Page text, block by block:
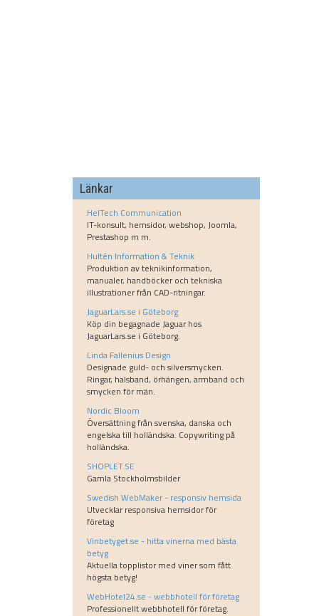
Länkar
HelTech Communication
IT-konsult, hemsidor, webshop, Joomla,
Prestashop m m.
Hultén Information & Teknik
Produktion av teknikinformation,
manualer, handböcker och tekniska
illustrationer från CAD-ritningar.
JaguarLars.se i Göteborg
Köp din begagnade Jaguar hos
JaguarLars.se i Göteborg.
Linda Fallenius Design
Designade guld- och silversmycken.
Ringar, halsband, örhängen, armband och
smycken för män.
Nordic Bloom
Översättning från svenska, danska och
engelska till holländska. Copywriting på
holländska.
SHOPLET.SE
Gamla Stockholmsbilder
Swedish WebMaker - responsiv hemsida
Utvecklar responsiva hemsidor för
företag
Vinbetyget.se - hitta vinerna med bästa
betyg
Aktuella topplistor med viner som fått
högsta betyg!
WebHotel24.se - webbhotell för företag
Professionellt webbhotell för företag.